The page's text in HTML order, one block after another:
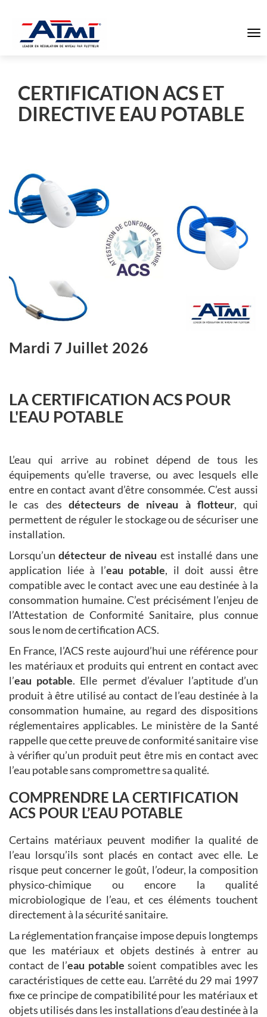
CERTIFICATION ACS ET
DIRECTIVE EAU POTABLE
Mardi 7 Juillet 2026
LA CERTIFICATION ACS POUR
L'EAU POTABLE
L’eau qui arrive au robinet dépend de tous les
équipements qu’elle traverse, ou avec lesquels elle
entre en contact avant d’être consommée. C’est aussi
le cas des détecteurs de niveau à flotteur, qui
permettent de réguler le stockage ou de sécuriser une
installation.
Lorsqu’undétecteur de niveau est installé dans une
application liée à l’eau potable, il doit aussi être
compatible avec le contact avec une eau destinée à la
consommation humaine. C’est précisément l’enjeu de
l’Attestation de Conformité Sanitaire, plus connue
sous le nom de certification ACS.
En France, l’ACS reste aujourd’hui une référence pour
les matériaux et produits qui entrent en contact avec
l’eau potable. Elle permet d’évaluer l’aptitude d’un
produit à être utilisé au contact de l’eau destinée à la
consommation humaine, au regard des dispositions
réglementaires applicables. Le ministère de la Santé
rappelle que cette preuve de conformité sanitaire vise
à vérifier qu’un produit peut être mis en contact avec
l’eau potable sans compromettre sa qualité.
COMPRENDRE LA CERTIFICATION
ACS POUR L’EAU POTABLE
Certains matériaux peuvent modifier la qualité de
l’eau lorsqu’ils sont placés en contact avec elle. Le
risque peut concerner le goût, l’odeur, la composition
physico-chimique ou encore la qualité
microbiologique de l’eau, et ces éléments touchent
directement à la sécurité sanitaire.
La réglementation française impose depuis longtemps
que les matériaux et objets destinés à entrer au
contact de l’eau potable soient compatibles avec les
caractéristiques de cette eau. L’arrêté du 29 mai 1997
fixe ce principe de compatibilité pour les matériaux et
objets utilisés dans les installations d’eau destinée à la